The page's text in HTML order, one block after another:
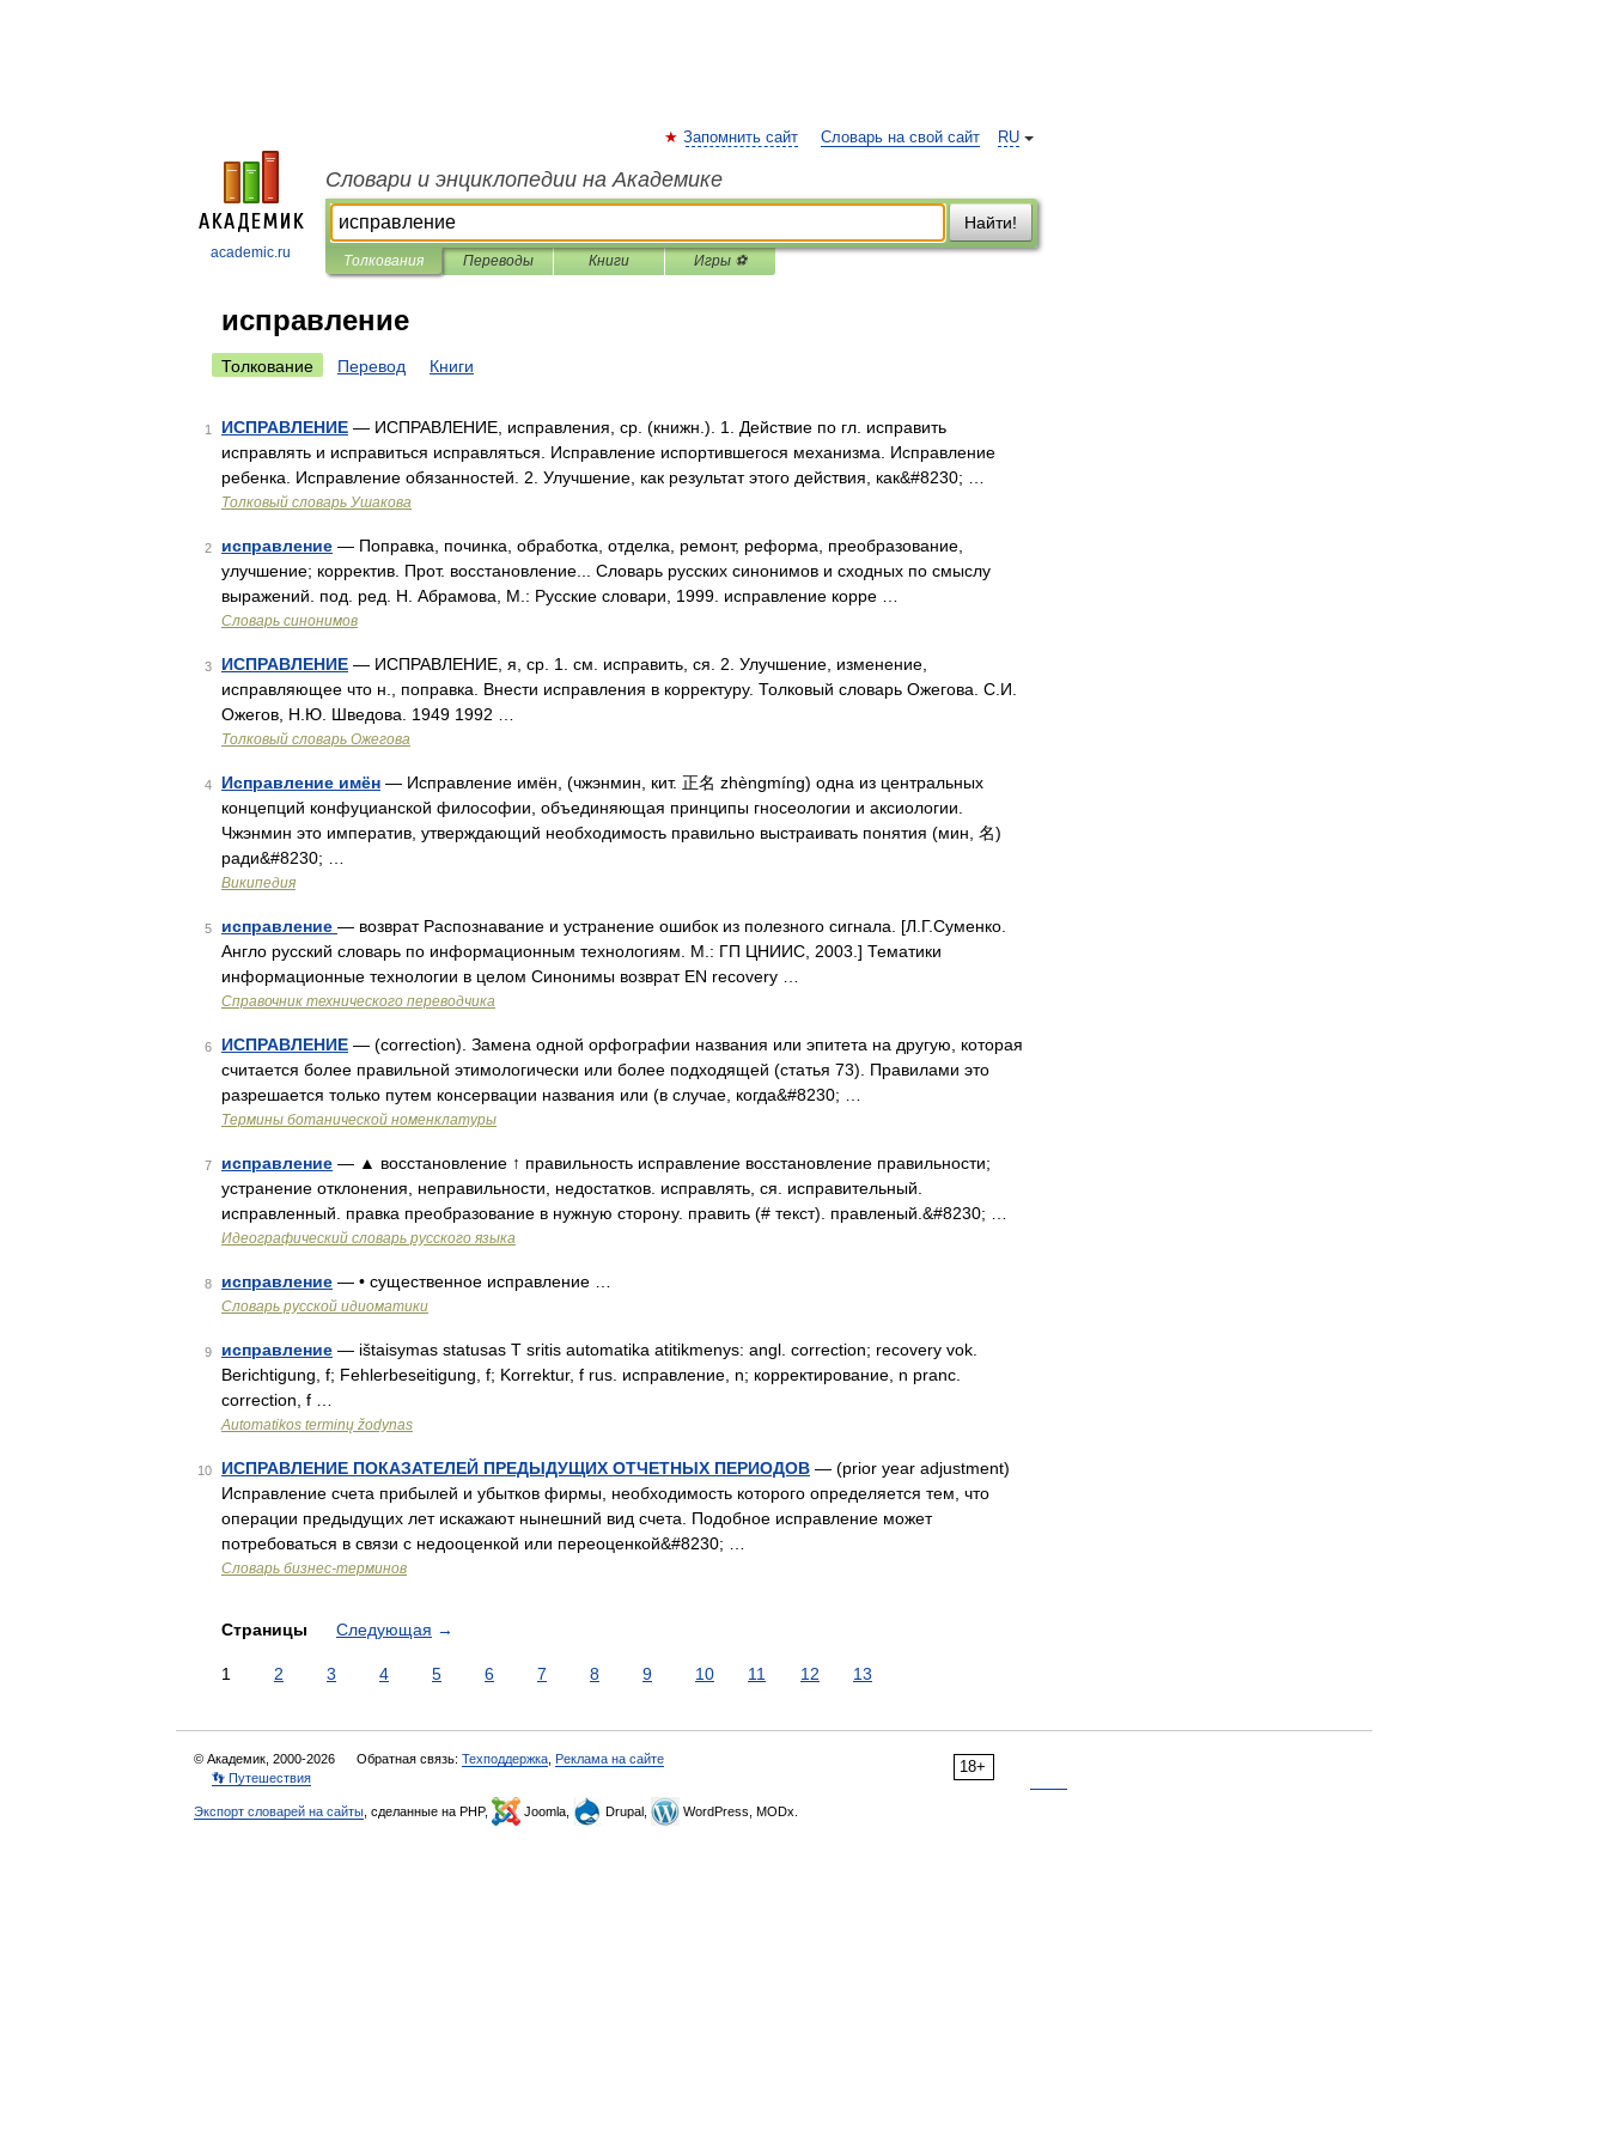
academic.ru
RU
Запомнить сайт Словарь на свой сайт
Словари и энциклопедии на Академике
Найти!
Толкования Переводы Книги Игры ⚽
исправление
Толкование Перевод Книги
1 ИСПРАВЛЕНИЕ — ИСПРАВЛЕНИЕ, исправления, ср. (книжн.). 1. Действие по гл. исправить
исправлять и исправиться исправляться. Исправление испортившегося механизма. Исправление
ребенка. Исправление обязанностей. 2. Улучшение, как результат этого действия, как&#8230; …
Толковый словарь Ушакова
2 исправление — Поправка, починка, обработка, отделка, ремонт, реформа, преобразование,
улучшение; корректив. Прот. восстановление... Словарь русских синонимов и сходных по смыслу
выражений. под. ред. Н. Абрамова, М.: Русские словари, 1999. исправление корре …
Словарь синонимов
3 ИСПРАВЛЕНИЕ — ИСПРАВЛЕНИЕ, я, ср. 1. см. исправить, ся. 2. Улучшение, изменение,
исправляющее что н., поправка. Внести исправления в корректуру. Толковый словарь Ожегова. С.И.
Ожегов, Н.Ю. Шведова. 1949 1992 …
Толковый словарь Ожегова
4 Исправление имён — Исправление имён, (чжэнмин, кит. 正名 zhèngmíng) одна из центральных
концепций конфуцианской философии, объединяющая принципы гносеологии и аксиологии.
Чжэнмин это императив, утверждающий необходимость правильно выстраивать понятия (мин, 名)
ради&#8230; …
Википедия
5 исправление — возврат Распознавание и устранение ошибок из полезного сигнала. [Л.Г.Суменко.
Англо русский словарь по информационным технологиям. М.: ГП ЦНИИС, 2003.] Тематики
информационные технологии в целом Синонимы возврат EN recovery …
Справочник технического переводчика
6 ИСПРАВЛЕНИЕ — (correction). Замена одной орфографии названия или эпитета на другую, которая
считается более правильной этимологически или более подходящей (статья 73). Правилами это
разрешается только путем консервации названия или (в случае, когда&#8230; …
Термины ботанической номенклатуры
7 исправление — ▲ восстановление ↑ правильность исправление восстановление правильности;
устранение отклонения, неправильности, недостатков. исправлять, ся. исправительный.
исправленный. правка преобразование в нужную сторону. править (# текст). правленый.&#8230; …
Идеографический словарь русского языка
8 исправление — • существенное исправление …
Словарь русской идиоматики
9 исправление — ištaisymas statusas T sritis automatika atitikmenys: angl. correction; recovery vok.
Berichtigung, f; Fehlerbeseitigung, f; Korrektur, f rus. исправление, n; корректирование, n pranc.
correction, f …
Automatikos terminų žodynas
10 ИСПРАВЛЕНИЕ ПОКАЗАТЕЛЕЙ ПРЕДЫДУЩИХ ОТЧЕТНЫХ ПЕРИОДОВ — (prior year adjustment)
Исправление счета прибылей и убытков фирмы, необходимость которого определяется тем, что
операции предыдущих лет искажают нынешний вид счета. Подобное исправление может
потребоваться в связи с недооценкой или переоценкой&#8230; …
Словарь бизнес-терминов
Страницы Следующая →
1 2 3 4 5 6 7 8 9 10 11 12 13
18+
© Академик, 2000-2026 Обратная связь: Техподдержка Реклама на сайте
👣 Путешествия
Экспорт словарей на сайты , сделанные на PHP, Joomla, Drupal, WordPress, MODx.